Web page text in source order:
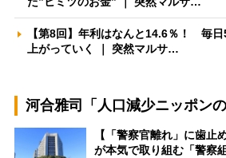
【第8回】年利はなんと14.6％！ 毎
上がっていく ｜ 突然マルサ…
河合雅司「人口減少ニッポンの
【「警察官離れ」に歯止
が本気で取り組む「警